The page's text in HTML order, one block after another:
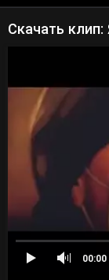
Скачать
00:00